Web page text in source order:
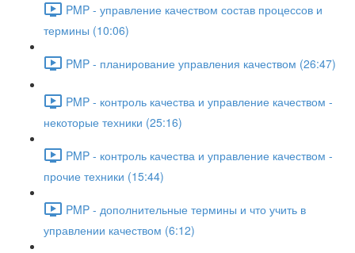
PMP - управление качеством состав процессов и
термины (10:06)
PMP - планирование управления качеством (26:47)
PMP - контроль качества и управление качеством -
некоторые техники (25:16)
PMP - контроль качества и управление качеством -
прочие техники (15:44)
PMP - дополнительные термины и что учить в
управлении качеством (6:12)